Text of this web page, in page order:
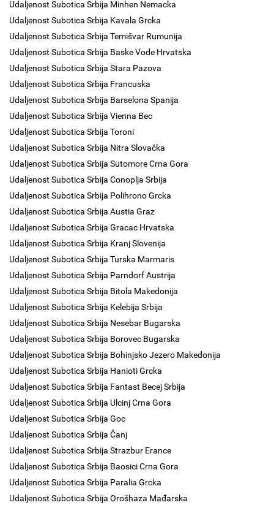
Udaljenost Subotica Srbija Minhen Nemacka
Udaljenost Subotica Srbija Kavala Grcka
Udaljenost Subotica Srbija Temišvar Rumunija
Udaljenost Subotica Srbija Baske Vode Hrvatska
Udaljenost Subotica Srbija Stara Pazova
Udaljenost Subotica Srbija Francuska
Udaljenost Subotica Srbija Barselona Spanija
Udaljenost Subotica Srbija Vienna Bec
Udaljenost Subotica Srbija Toroni
Udaljenost Subotica Srbija Nitra Slovačka
Udaljenost Subotica Srbija Sutomore Crna Gora
Udaljenost Subotica Srbija Conoplja Srbija
Udaljenost Subotica Srbija Polihrono Grcka
Udaljenost Subotica Srbija Austia Graz
Udaljenost Subotica Srbija Gracac Hrvatska
Udaljenost Subotica Srbija Kranj Slovenija
Udaljenost Subotica Srbija Turska Marmaris
Udaljenost Subotica Srbija Parndorf Austrija
Udaljenost Subotica Srbija Bitola Makedonija
Udaljenost Subotica Srbija Kelebija Srbija
Udaljenost Subotica Srbija Nesebar Bugarska
Udaljenost Subotica Srbija Borovec Bugarska
Udaljenost Subotica Srbija Bohinjsko Jezero Makedonija
Udaljenost Subotica Srbija Hanioti Grcka
Udaljenost Subotica Srbija Fantast Becej Srbija
Udaljenost Subotica Srbija Ulcinj Crna Gora
Udaljenost Subotica Srbija Goc
Udaljenost Subotica Srbija Čanj
Udaljenost Subotica Srbija Strazbur Erance
Udaljenost Subotica Srbija Baosici Crna Gora
Udaljenost Subotica Srbija Paralia Grcka
Udaljenost Subotica Srbija Orošhaza Mađarska